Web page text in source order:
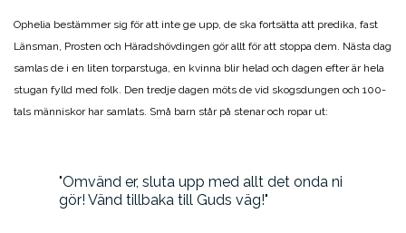
Ophelia bestämmer sig för att inte ge upp, de ska fortsätta att predika, fast
Länsman, Prosten och Häradshövdingen gör allt för att stoppa dem. Nästa dag
samlas de i en liten torparstuga, en kvinna blir helad och dagen efter är hela
stugan fylld med folk. Den tredje dagen möts de vid skogsdungen och 100-
tals människor har samlats. Små barn står på stenar och ropar ut:
Omvänd er, sluta upp med allt det onda ni
gör! Vänd tillbaka till Guds väg!